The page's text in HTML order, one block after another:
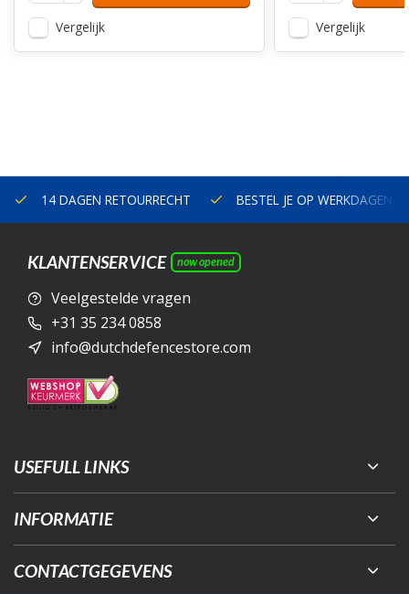
Vergelijk Vergelijk
14 DAGEN RETOURRECHT BESTEL JE OP WERKDAGEN
KLANTENSERVICE now opened
Veelgestelde vragen
+31 35 234 0858
info@dutchdefencestore.com
USEFULL LINKS
INFORMATIE
CONTACTGEGEVENS